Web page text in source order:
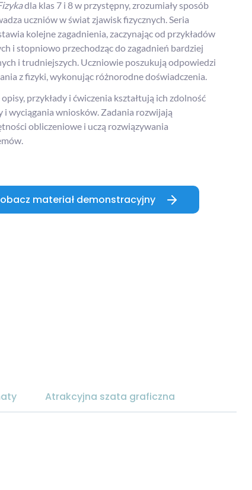
dla klas 7 i 8 w przystępny, zrozumiały sposób
uczniów w świat zjawisk fizycznych. Seria
kolejne zagadnienia, zaczynając od przykładów
i stopniowo przechodząc do zagadnień bardziej
i trudniejszych. Uczniowie poszukują odpowiedzi
z fizyki, wykonując różnorodne doświadczenia.
opisy, przykłady i ćwiczenia kształtują ich zdolność
i wyciągania wniosków. Zadania rozwijają
obliczeniowe i uczą rozwiązywania
materiał demonstracyjny
Atrakcyjna szata graficzna